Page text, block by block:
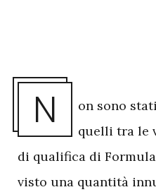
N
on sono
quelli tra le
di qualifica di
visto una quantità